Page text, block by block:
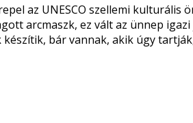
az UNESCO szellemi kulturális
arcmaszk, ez vált az ünnep
bár vannak, akik úgy